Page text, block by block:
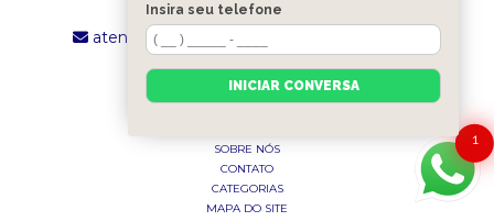
(11) 2241-8434
atendimento.classictexturas@outlook.com
MENU
SOBRE NÓS
CONTATO
CATEGORIAS
MAPA DO SITE
1
Insira seu telefone
INICIAR CONVERSA